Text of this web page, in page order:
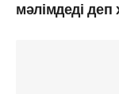
мәлімдеді